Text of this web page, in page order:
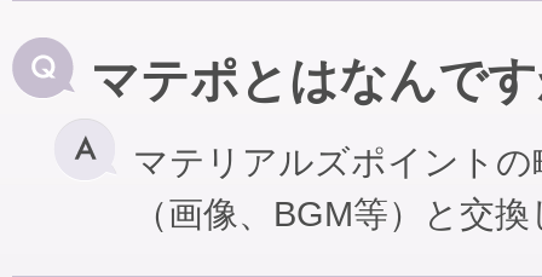
マテポとはなんで
マテリアルズポイント
（画像、BGM等）と交